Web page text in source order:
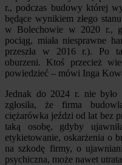
r., podczas budowy której
będące wynikiem złego
w Bolechowie w 2020 r.,
pociąg, miała niesprawne
przeszła w 2016 r.). Po
oburzeni. Ktoś przecież
powiedzieć – mówi Inga
Jednak do 2024 r. nie
zgłosiła, że firma
ciężarówka jeździ od lat bez
taką osobę, gdyby
etykietowanie, oskarżenia o
na szkodę firmy, o
psychiczna, może nawet